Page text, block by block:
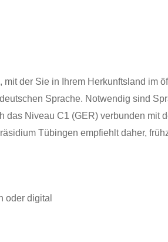
der Sie in Ihrem Herkunftsland im
Sprache. Notwendig sind
das Niveau C1 (GER) verbunden
Tübingen empfiehlt daher,
oder digital